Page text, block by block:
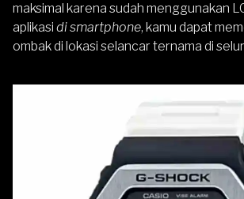
maksimal karena sudah menggunakan
aplikasi di smartphone, kamu dapat
ombak di lokasi selancar ternama di